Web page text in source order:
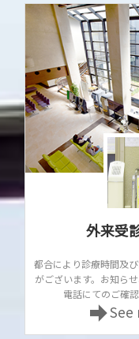
外来受
都合により診療時間及
がございます。お知ら
電話にてのご確